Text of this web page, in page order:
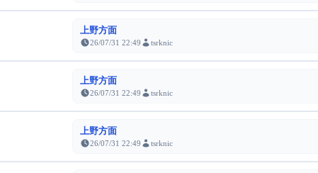
上野方面
26/07/31 22:49 tsrknic
上野方面
26/07/31 22:49 tsrknic
上野方面
26/07/31 22:49 tsrknic